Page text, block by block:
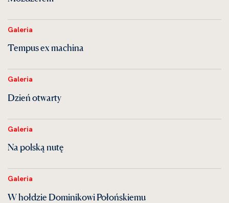
Galeria
Tempus ex machina
Galeria
Dzień otwarty
Galeria
Na polską nutę
Galeria
W hołdzie Dominikowi Połońskiemu